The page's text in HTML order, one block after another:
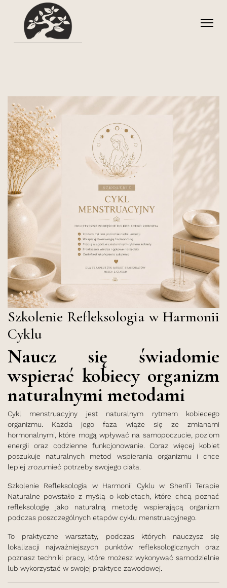
Szkolenie Refleksologia w Harmonii
Cyklu
Naucz się świadomie
wspierać kobiecy organizm
naturalnymi metodami
Cykl menstruacyjny jest naturalnym rytmem kobiecego
organizmu. Każda jego faza wiąże się ze zmianami
hormonalnymi, które mogą wpływać na samopoczucie, poziom
energii oraz codzienne funkcjonowanie. Coraz więcej kobiet
poszukuje naturalnych metod wspierania organizmu i chce
lepiej zrozumieć potrzeby swojego ciała.
Szkolenie Refleksologia w Harmonii Cyklu w ShenTi Terapie
Naturalne powstało z myślą o kobietach, które chcą poznać
refleksologię jako naturalną metodę wspierającą organizm
podczas poszczególnych etapów cyklu menstruacyjnego.
To praktyczne warsztaty, podczas których nauczysz się
lokalizacji najważniejszych punktów refleksologicznych oraz
poznasz techniki pracy, które możesz wykonywać samodzielnie
lub wykorzystać w swojej praktyce zawodowej.